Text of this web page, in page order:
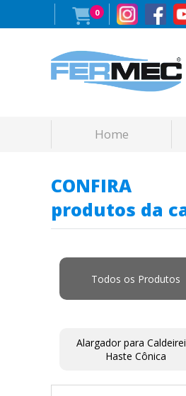
0
Home
CONFIRA
produtos da
Todos os Produtos
Alargador para
Haste Cônica